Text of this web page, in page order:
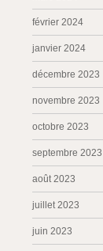
février 2024
janvier 2024
décembre 2023
novembre 2023
octobre 2023
septembre 2023
août 2023
juillet 2023
juin 2023